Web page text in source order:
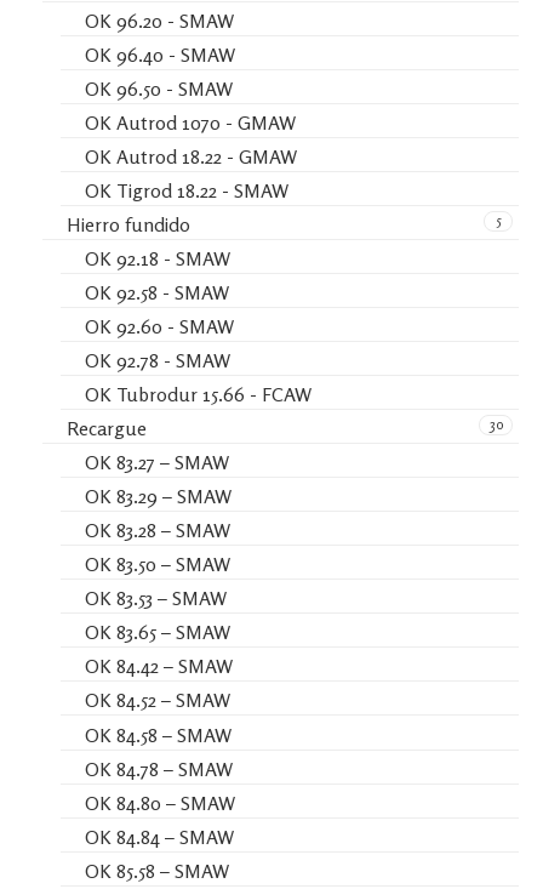
OK 96.20 - SMAW
OK 96.40 - SMAW
OK 96.50 - SMAW
OK Autrod 1070 - GMAW
OK Autrod 18.22 - GMAW
OK Tigrod 18.22 - SMAW
5
Hierro fundido
OK 92.18 - SMAW
OK 92.58 - SMAW
OK 92.60 - SMAW
OK 92.78 - SMAW
OK Tubrodur 15.66 - FCAW
30
Recargue
OK 83.27 – SMAW
OK 83.29 – SMAW
OK 83.28 – SMAW
OK 83.50 – SMAW
OK 83.53 – SMAW
OK 83.65 – SMAW
OK 84.42 – SMAW
OK 84.52 – SMAW
OK 84.58 – SMAW
OK 84.78 – SMAW
OK 84.80 – SMAW
OK 84.84 – SMAW
OK 85.58 – SMAW